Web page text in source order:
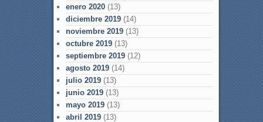
enero 2020(13)
diciembre 2019(14)
noviembre 2019(13)
octubre 2019(13)
septiembre 2019(12)
agosto 2019(14)
julio 2019(13)
junio 2019(13)
mayo 2019(13)
abril 2019(13)